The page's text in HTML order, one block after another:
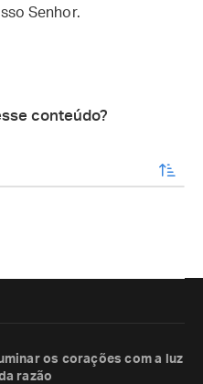
Senhor.
conteúdo?
enviar
os corações com a luz
razão